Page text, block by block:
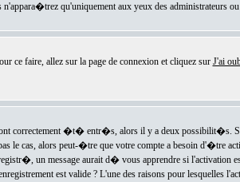
n'appara�trez qu'uniquement aux yeux des administrateurs
faire, allez sur la page de connexion et cliquez sur J'ai
correctement �t� entr�s, alors il y a deux possibilit�s.
le cas, alors peut-�tre que votre compte a besoin
un message aurait d� vous apprendre si l'activation
est valide ? L'une des raisons pour lesquelles